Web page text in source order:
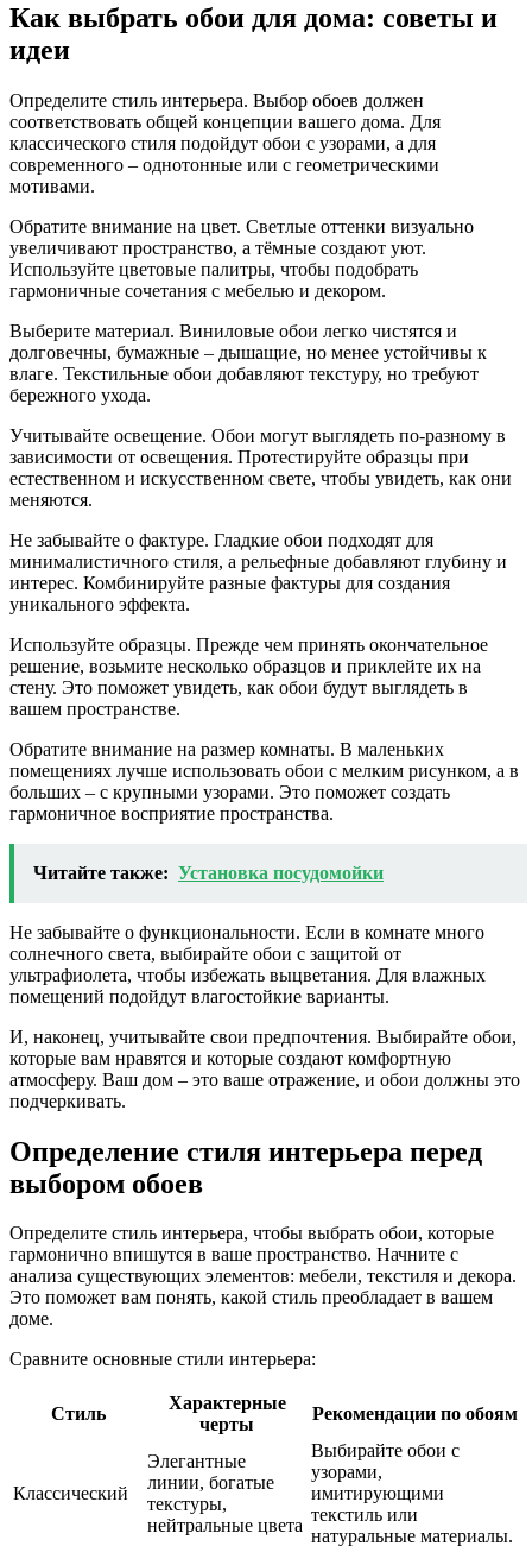
Как выбрать обои для дома: советы и
идеи
Определите стиль интерьера. Выбор обоев должен
соответствовать общей концепции вашего дома. Для
классического стиля подойдут обои с узорами, а для
современного – однотонные или с геометрическими
мотивами.
Обратите внимание на цвет. Светлые оттенки визуально
увеличивают пространство, а тёмные создают уют.
Используйте цветовые палитры, чтобы подобрать
гармоничные сочетания с мебелью и декором.
Выберите материал. Виниловые обои легко чистятся и
долговечны, бумажные – дышащие, но менее устойчивы к
влаге. Текстильные обои добавляют текстуру, но требуют
бережного ухода.
Учитывайте освещение. Обои могут выглядеть по-разному в
зависимости от освещения. Протестируйте образцы при
естественном и искусственном свете, чтобы увидеть, как они
меняются.
Не забывайте о фактуре. Гладкие обои подходят для
минималистичного стиля, а рельефные добавляют глубину и
интерес. Комбинируйте разные фактуры для создания
уникального эффекта.
Используйте образцы. Прежде чем принять окончательное
решение, возьмите несколько образцов и приклейте их на
стену. Это поможет увидеть, как обои будут выглядеть в
вашем пространстве.
Обратите внимание на размер комнаты. В маленьких
помещениях лучше использовать обои с мелким рисунком, а в
больших – с крупными узорами. Это поможет создать
гармоничное восприятие пространства.
Читайте также: Установка посудомойки
Не забывайте о функциональности. Если в комнате много
солнечного света, выбирайте обои с защитой от
ультрафиолета, чтобы избежать выцветания. Для влажных
помещений подойдут влагостойкие варианты.
И, наконец, учитывайте свои предпочтения. Выбирайте обои,
которые вам нравятся и которые создают комфортную
атмосферу. Ваш дом – это ваше отражение, и обои должны это
подчеркивать.
Определение стиля интерьера перед
выбором обоев
Определите стиль интерьера, чтобы выбрать обои, которые
гармонично впишутся в ваше пространство. Начните с
анализа существующих элементов: мебели, текстиля и декора.
Это поможет вам понять, какой стиль преобладает в вашем
доме.
Сравните основные стили интерьера:
Стиль
Характерные
черты
Рекомендации по обоям
Классический
Элегантные
линии, богатые
текстуры,
нейтральные цвета
Выбирайте обои с
узорами,
имитирующими
текстиль или
натуральные материалы.